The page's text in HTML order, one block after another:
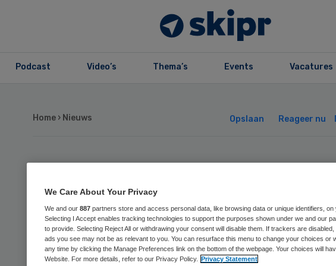
Podcast Video’s Thema’s Events Vacatures
Home › Nieuws Opslaan Reageer nu
Extra geld voor
aanpak
We Care About Your Privacy
We and our 887 partners store and access personal data, like browsing data or unique identifiers, on
Selecting I Accept enables tracking technologies to support the purposes shown under we and our
to provide. Selecting Reject All or withdrawing your consent will disable them. If trackers are
ads you see may not be as relevant to you. You can resurface this menu to change your choices or
any time by clicking the Manage Preferences link on the bottom of the webpage. Your choices will
Website. For more details, refer to our Privacy Policy. Privacy Statement